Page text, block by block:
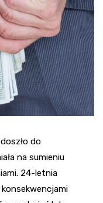
do
na sumieniu
24-letnia